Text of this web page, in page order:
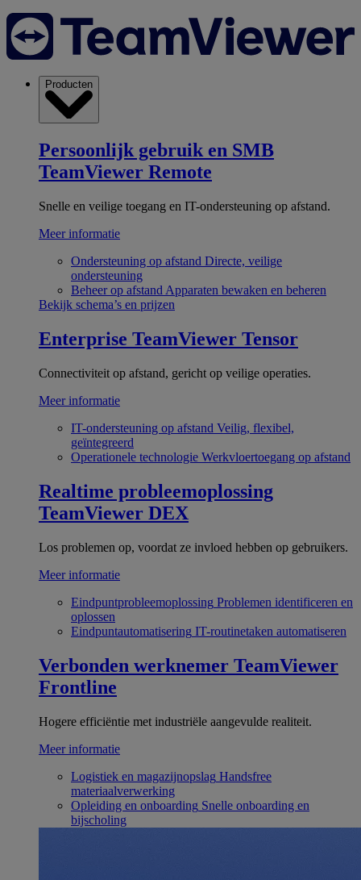
Producten
Persoonlijk gebruik en SMB
TeamViewer Remote
Snelle en veilige toegang en IT-ondersteuning op afstand.
Meer informatie
Ondersteuning op afstand Directe, veilige
ondersteuning
Beheer op afstand Apparaten bewaken en beheren
Bekijk schema’s en prijzen
Enterprise TeamViewer Tensor
Connectiviteit op afstand, gericht op veilige operaties.
Meer informatie
IT-ondersteuning op afstand Veilig, flexibel,
geïntegreerd
Operationele technologie Werkvloertoegang op afstand
Realtime probleemoplossing
TeamViewer DEX
Los problemen op, voordat ze invloed hebben op gebruikers.
Meer informatie
Eindpuntprobleemoplossing Problemen identificeren en
oplossen
Eindpuntautomatisering IT-routinetaken automatiseren
Verbonden werknemer TeamViewer
Frontline
Hogere efficiëntie met industriële aangevulde realiteit.
Meer informatie
Logistiek en magazijnopslag Handsfree
materiaalverwerking
Opleiding en onboarding Snelle onboarding en
bijscholing